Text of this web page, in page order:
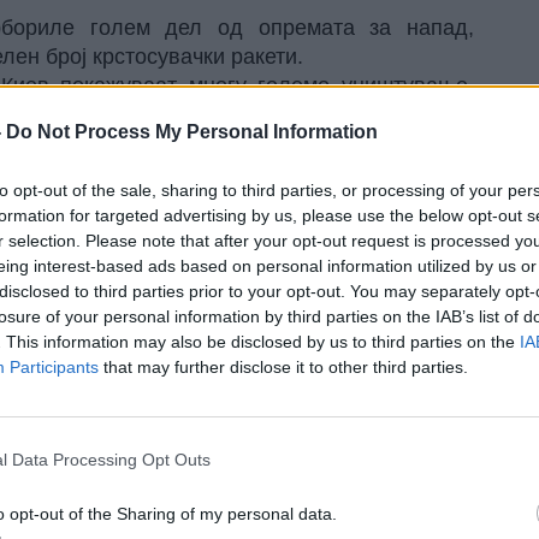
Do Not Process My Personal Information
opt-out of the sale, sharing to third parties, or processing of your
for targeted advertising by us, please use the below opt-out
selection. Please note that after your opt-out request is processed
interest-based ads based on personal information utilized by us
to third parties prior to your opt-out. You may separately
of your personal information by third parties on the IAB’s list of
This information may also be disclosed by us to third parties on the
Participants that may further disclose it to other third parties.
Data Processing Opt Outs
opt-out of the Sharing of my personal data.
голем дел од опремата за напад,
број крстосувачки ракети.
покажуваат многу големо уништување,
таа слика, станува збор за напад што
од нападите со украински дронови врз
украински напади можат да предизвикаат
напади од овој тип имаат многу поширок
да ги поправи.
напад останува вистинската цел на
самиот Киев, туку врз област јужно од
индустриска сателитска област. Таму се
капацитети, но постои можност
постојаната закана од напад врз Киев,
зони.
само како демонстрација на сила, туку
или специјализирани воени цели.
се обвиткани во голема неизвесност. По